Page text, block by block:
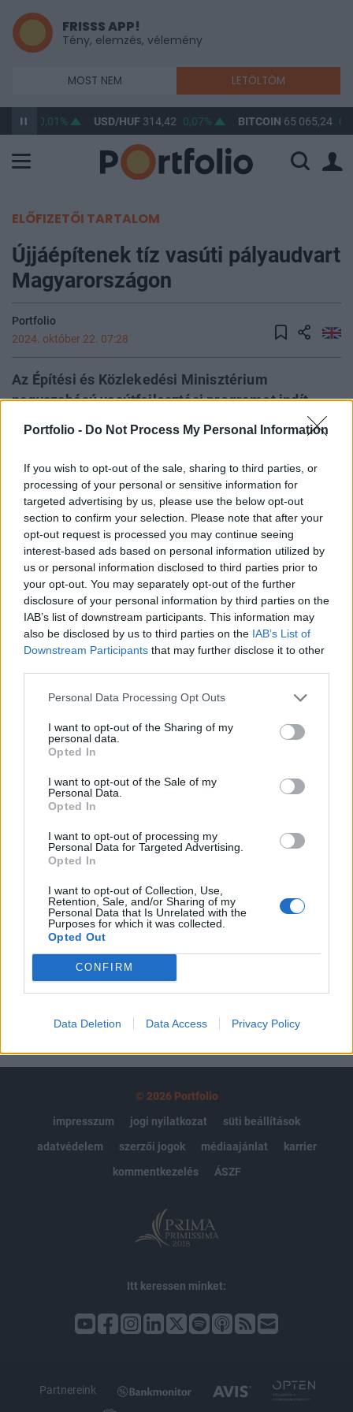
Portfolio - Do Not Process My Personal Information
If you wish to opt-out of the sale, sharing to third parties, or
processing of your personal or sensitive information for
targeted advertising by us, please use the below opt-out
section to confirm your selection. Please note that after your
opt-out request is processed you may continue seeing
interest-based ads based on personal information utilized by
us or personal information disclosed to third parties prior to
your opt-out. You may separately opt-out of the further
disclosure of your personal information by third parties on the
IAB’s list of downstream participants. This information may
also be disclosed by us to third parties on the IAB’s List of
Downstream Participants that may further disclose it to other
Personal Data Processing Opt Outs
I want to opt-out of the Sharing of my
personal data.
Opted In
I want to opt-out of the Sale of my
Personal Data.
Opted In
I want to opt-out of processing my
Personal Data for Targeted Advertising.
Opted In
I want to opt-out of Collection, Use,
Retention, Sale, and/or Sharing of my
Personal Data that Is Unrelated with the
Purposes for which it was collected.
Opted Out
CONFIRM
Data Deletion Data Access Privacy Policy
FRISSS APP!
Tény, elemzés, vélemény
MOST NEM LETÖLTÖM
0,01% USD/HUF314,42 0,07% BITCOIN 65 065,24
ELŐFIZETŐI TARTALOM
Újjáépítenek tíz vasúti pályaudvart
Magyarországon
Portfolio
2024. október 22. 07:28
Az Építési és Közlekedési Minisztérium
nagyszabású vasútfejlesztési programot indít,
pályaudvar újul meg országszerte. Lázár János
miniszter hétfői Facebook-videójában ismertette
a terveket, kiemelve a debreceni vasútállomás
átalakításának részleteit - jelentette az Index.
Property Investment Forum 2026A hazai ingatlanpiac
legnagyobb üzleti és networking találkozója! Idén a 22.
alkalommal!Információ és jelentkezésA program
újszerűsége abban rejlik, hogy a vasúti funkciók és a
kereskedelmi tevékenységek szétválasztásra kerülnek. Ez
utóbbi területre magánbefektetőket vonnak be, így teremtve
meg a lehetőséget egy modern, multifunkcionális
KEDVES OLVASÓNK!
A keresett cikk a portfolio.hu hírarchívumához
regisztrációhoz kötött.
Az előfizetés a következőket tartalmazza:
Portfolio.hu teljes cikkarchívum
Kötéslisták: BÉT elmúlt 2 év napon belüli
Előfizetés
MÁR ELŐFIZETŐNK VAGY?
© 2026 Portfolio
impresszum
jogi nyilatkozat
süti beállítások
adatvédelem
szerzői jogok médiaajánlat
karrier
kommentkezelés
ÁSZF
Itt keressen minket:
Partnereink